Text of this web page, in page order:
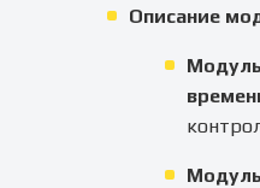
Описание